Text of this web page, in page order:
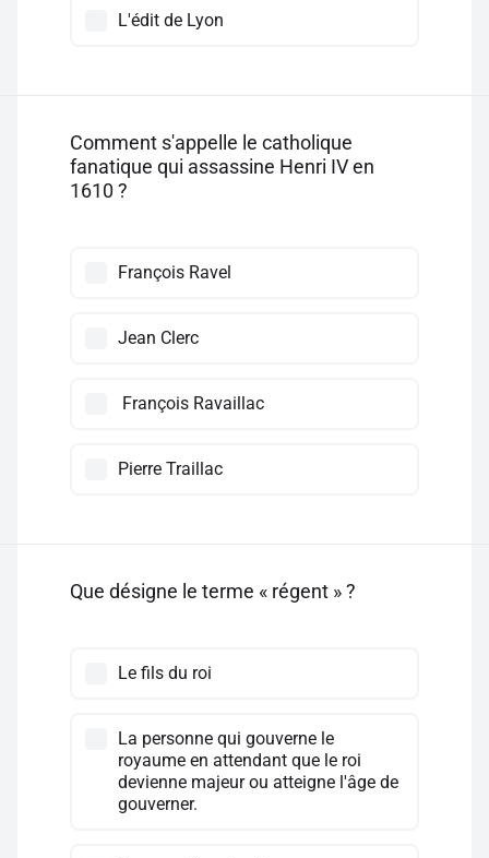
L'édit de Lyon
Comment s'appelle le catholique
fanatique qui assassine Henri IV en
1610 ?
François Ravel
Jean Clerc
François Ravaillac
Pierre Traillac
Que désigne le terme « régent » ?
Le fils du roi
La personne qui gouverne le
royaume en attendant que le roi
devienne majeur ou atteigne l'âge de
gouverner.